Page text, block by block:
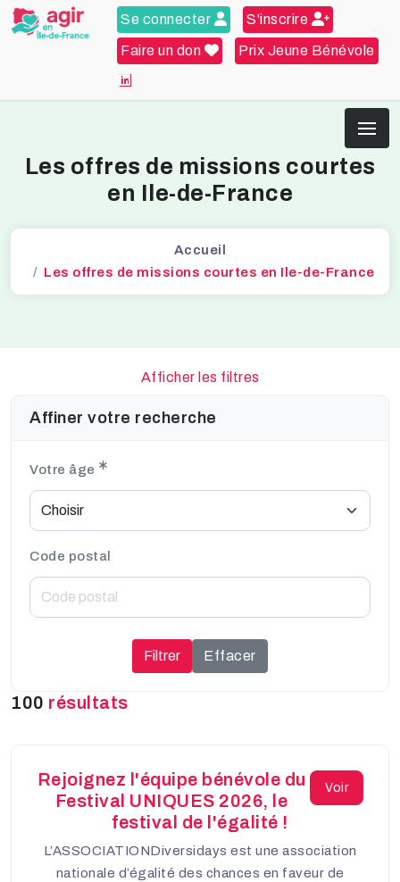
Se connecter S'inscrire
Faire un don Prix Jeune Bénévole
Les offres de missions courtes
en Ile-de-France
Accueil
Les offres de missions courtes en Ile-de-France
Afficher les filtres
Affiner votre recherche
Votre âge
Code postal
Filtrer Effacer
100 résultats
Voir
Rejoignez l'équipe bénévole du
Festival UNIQUES 2026, le
festival de l'égalité !
L’ASSOCIATIONDiversidays est une association
nationale d’égalité des chances en faveur de